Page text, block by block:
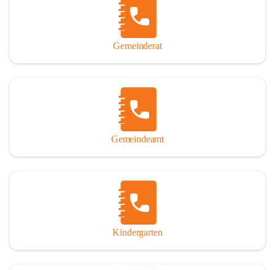
Gemeinderat
Gemeindeamt
Kindergarten